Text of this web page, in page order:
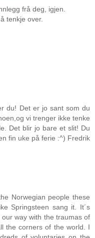
frå deg, igjen.
tenkje over.
du! Det er jo sant som du
vi trenger ikke tenke
Det blir jo bare et slit! Du
fin uke på ferie :^) Fredrik
Norwegian people these
Springsteen sang it. It´s
way with the traumas of
the corners of the world. I